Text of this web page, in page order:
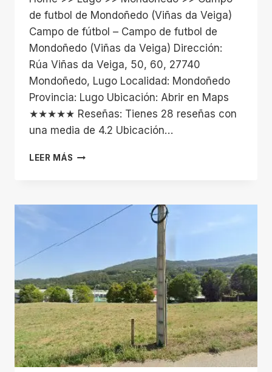
de futbol de Mondoñedo (Viñas da Veiga)
Campo de fútbol – Campo de futbol de
Mondoñedo (Viñas da Veiga) Dirección:
Rúa Viñas da Veiga, 50, 60, 27740
Mondoñedo, Lugo Localidad: Mondoñedo
Provincia: Lugo Ubicación: Abrir en Maps
★★★★★ Reseñas: Tienes 28 reseñas con
una media de 4.2 Ubicación…
LEER MÁS CAMPO
MONDOÑEDO
(VIÑAS
DA